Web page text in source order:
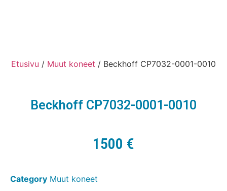
Etusivu / Muut koneet / Beckhoff CP7032-0001-0010
Beckhoff CP7032-0001-0010
1500 €
Category Muut koneet